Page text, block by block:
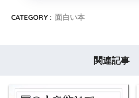
CATEGORY : 面白い本
関連記事